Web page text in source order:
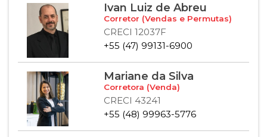
Ivan Luiz de Abreu
Corretor (Vendas e Permutas)
CRECI 12037F
+55 (47) 99131-6900
Mariane da Silva
Corretora (Venda)
CRECI 43241
+55 (48) 99963-5776